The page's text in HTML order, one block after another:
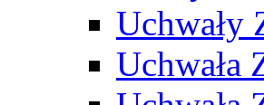
Uchwały
Uchwała